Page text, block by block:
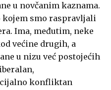
u novčanim kaznama.
smo raspravljali
Ima, međutim, neke
većine drugih, a
u nizu već postojećih
konfliktan